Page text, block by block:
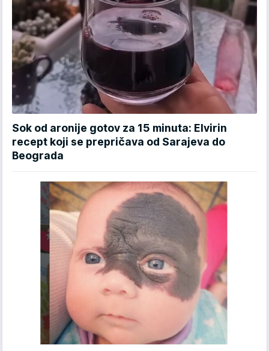
Sok od aronije gotov za 15 minuta: Elvirin
recept koji se prepričava od Sarajeva do
Beograda